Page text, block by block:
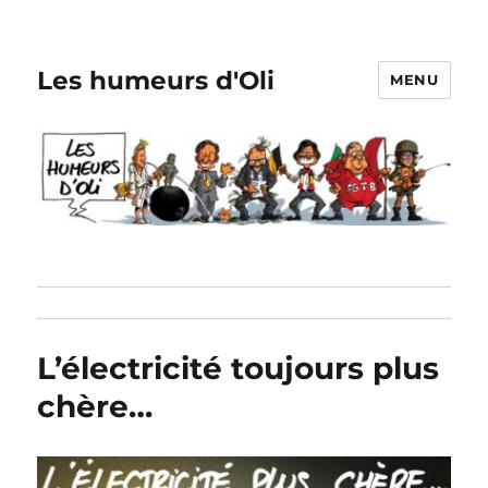
Les humeurs d'Oli MENU
L’électricité toujours plus
chère…